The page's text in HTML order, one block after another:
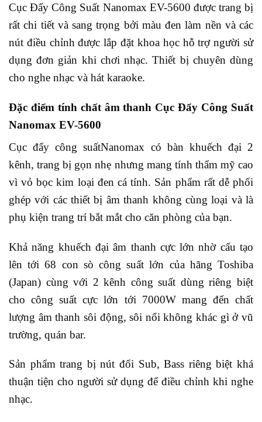
Cục Đẩy Công Suất Nanomax EV-5600 được trang bị
rất chi tiết và sang trọng bởi màu đen làm nền và các
nút điều chỉnh được lắp đặt khoa học hỗ trợ người sử
dụng đơn giản khi chơi nhạc. Thiết bị chuyên dùng
cho nghe nhạc và hát karaoke.
Đặc điểm tính chất âm thanh Cục Đẩy Công Suất
Nanomax EV-5600
Cục đẩy công suấtNanomax có bàn khuếch đại 2
kênh, trang bị gọn nhẹ nhưng mang tính thẩm mỹ cao
vì vỏ bọc kim loại đen cá tính. Sản phẩm rất dễ phối
ghép với các thiết bị âm thanh không cùng loại và là
phụ kiện trang trí bắt mắt cho căn phòng của bạn.
Khả năng khuếch đại âm thanh cực lớn nhờ cấu tạo
lên tới 68 con sò công suất lớn của hãng Toshiba
(Japan) cùng với 2 kênh công suất dùng riêng biệt
cho công suất cực lớn tới 7000W mang đến chất
lượng âm thanh sôi động, sôi nổi không khác gì ở vũ
trường, quán bar.
Sản phẩm trang bị nút đổi Sub, Bass riêng biệt khá
thuận tiện cho người sử dụng để điều chỉnh khi nghe
nhạc.